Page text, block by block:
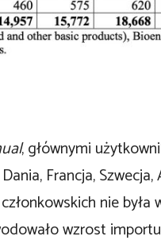
, głównymi
Francja,
nie była
wzrost